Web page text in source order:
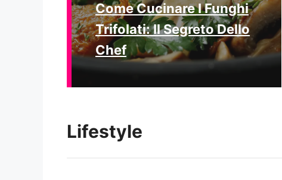
Come Cucinare I Funghi
Trifolati: Il Segreto Dello
Chef
Lifestyle